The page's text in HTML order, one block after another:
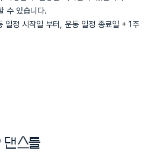
수 있습니다.
일정 시작일 부터, 운동 일정 종료일 + 1주
스를